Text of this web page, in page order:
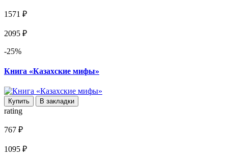
1571 ₽
2095 ₽
-25%
Книга «Казахские мифы»
Купить В закладки
rating
767 ₽
1095 ₽